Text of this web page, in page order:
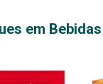
em Bebidas